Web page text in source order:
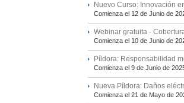
Nuevo Curso: Innovación
Comienza el 12 de Junio de
Webinar gratuita -
Comienza el 10 de Junio de
Píldora: Responsabilidad
Comienza el 9 de Junio de
Nueva Píldora: Daños
Comienza el 21 de Mayo de